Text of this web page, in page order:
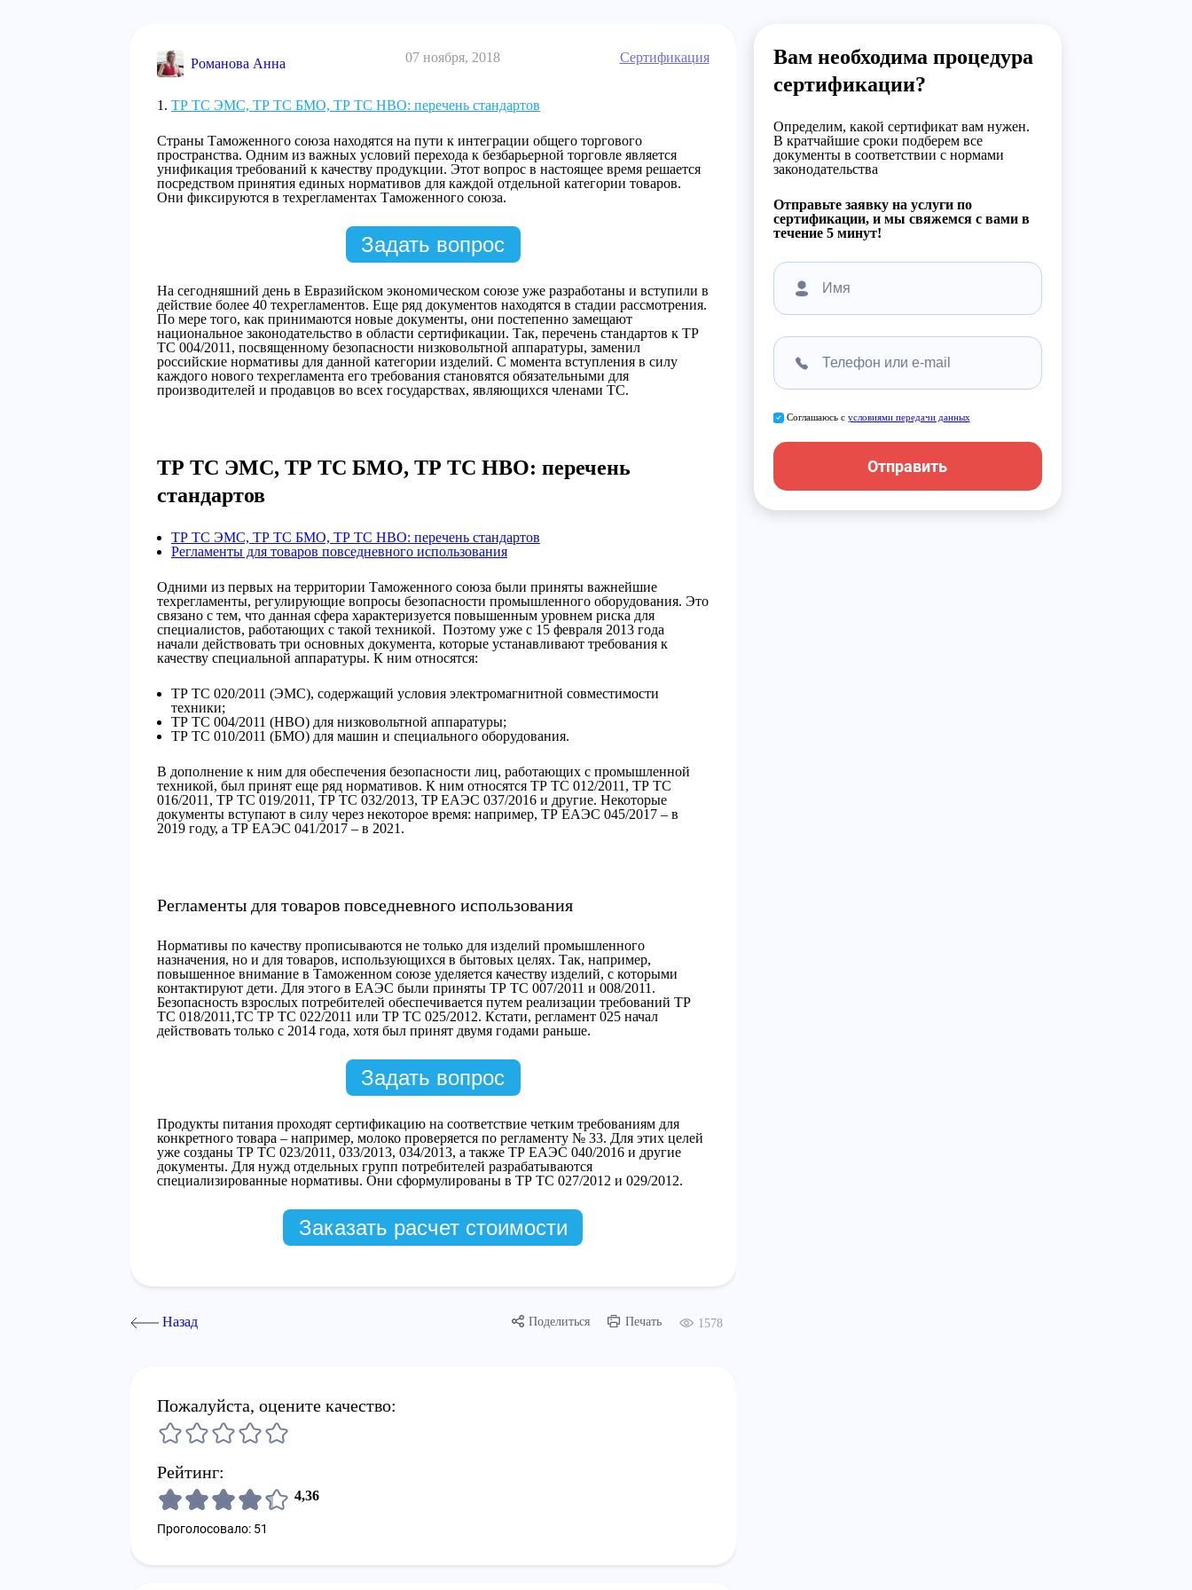
Романова Анна 07 ноября, 2018 Сертификация
ТР ТС ЭМС, ТР ТС БМО, ТР ТС НВО: перечень стандартов
Страны Таможенного союза находятся на пути к интеграции общего торгового
пространства. Одним из важных условий перехода к безбарьерной торговле является
унификация требований к качеству продукции. Этот вопрос в настоящее время решается
посредством принятия единых нормативов для каждой отдельной категории товаров.
Они фиксируются в техрегламентах Таможенного союза.
Задать вопрос
На сегодняшний день в Евразийском экономическом союзе уже разработаны и вступили в
действие более 40 техрегламентов. Еще ряд документов находятся в стадии рассмотрения.
По мере того, как принимаются новые документы, они постепенно замещают
национальное законодательство в области сертификации. Так, перечень стандартов к ТР
ТС 004/2011, посвященному безопасности низковольтной аппаратуры, заменил
российские нормативы для данной категории изделий. С момента вступления в силу
каждого нового техрегламента его требования становятся обязательными для
производителей и продавцов во всех государствах, являющихся членами ТС.
ТР ТС ЭМС, ТР ТС БМО, ТР ТС НВО: перечень
стандартов
ТР ТС ЭМС, ТР ТС БМО, ТР ТС НВО: перечень стандартов
Регламенты для товаров повседневного использования
Одними из первых на территории Таможенного союза были приняты важнейшие
техрегламенты, регулирующие вопросы безопасности промышленного оборудования. Это
связано с тем, что данная сфера характеризуется повышенным уровнем риска для
специалистов, работающих с такой техникой. Поэтому уже с 15 февраля 2013 года
начали действовать три основных документа, которые устанавливают требования к
качеству специальной аппаратуры. К ним относятся:
ТР ТС 020/2011 (ЭМС), содержащий условия электромагнитной совместимости
техники;
ТР ТС 004/2011 (НВО) для низковольтной аппаратуры;
ТР ТС 010/2011 (БМО) для машин и специального оборудования.
В дополнение к ним для обеспечения безопасности лиц, работающих с промышленной
техникой, был принят еще ряд нормативов. К ним относятся ТР ТС 012/2011, ТР ТС
016/2011, ТР ТС 019/2011, ТР ТС 032/2013, TP ЕАЭС 037/2016 и другие. Некоторые
документы вступают в силу через некоторое время: например, ТР ЕАЭС 045/2017 – в
2019 году, а ТР ЕАЭС 041/2017 – в 2021.
Регламенты для товаров повседневного использования
Нормативы по качеству прописываются не только для изделий промышленного
назначения, но и для товаров, использующихся в бытовых целях. Так, например,
повышенное внимание в Таможенном союзе уделяется качеству изделий, с которыми
контактируют дети. Для этого в ЕАЭС были приняты ТР ТС 007/2011 и 008/2011.
Безопасность взрослых потребителей обеспечивается путем реализации требований ТР
ТС 018/2011,ТС ТР ТС 022/2011 или ТР ТС 025/2012. Кстати, регламент 025 начал
действовать только с 2014 года, хотя был принят двумя годами раньше.
Задать вопрос
Продукты питания проходят сертификацию на соответствие четким требованиям для
конкретного товара – например, молоко проверяется по регламенту № 33. Для этих целей
уже созданы ТР ТС 023/2011, 033/2013, 034/2013, а также ТР ЕАЭС 040/2016 и другие
документы. Для нужд отдельных групп потребителей разрабатываются
специализированные нормативы. Они сформулированы в ТР ТС 027/2012 и 029/2012.
Заказать расчет стоимости
Назад Поделиться Печать 1578
Пожалуйста, оцените качество:
Рейтинг:
4,36
Проголосовало: 51
Вам необходима процедура
сертификации?
Определим, какой сертификат вам нужен.
В кратчайшие сроки подберем все
документы в соответствии с нормами
законодательства
Отправьте заявку на услуги по
сертификации, и мы свяжемся с вами в
течение 5 минут!
Соглашаюсь с условиями передачи данных
Отправить